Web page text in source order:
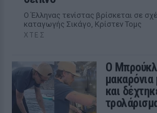
Ο Έλληνας τενίστας βρίσκεται σε
καταγωγής Σικάγο, Κρίστεν Τομς
ΧΤΕΣ
Ο
και